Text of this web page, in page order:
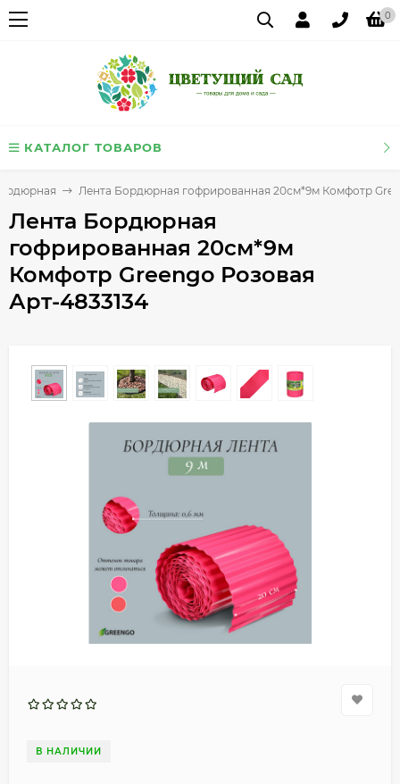
0
КАТАЛОГ ТОВАРОВ
Лента Бордюрная гофрированная 20см*9м Комфотр
Лента Бордюрная
гофрированная 20см*9м
Комфотр Greengo Розовая
Арт-4833134
В НАЛИЧИИ